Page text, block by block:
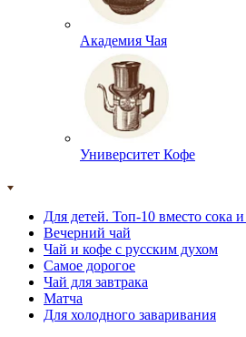
Академия Чая
Университет Кофе
Для детей. Топ-10 вместо сока
Вечерний чай
Чай и кофе с русским духом
Самое дорогое
Чай для завтрака
Матча
Для холодного заваривания